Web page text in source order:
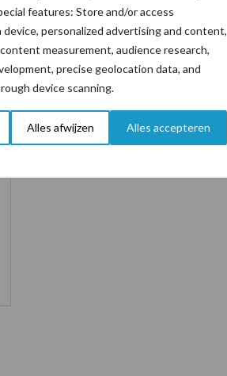
features: Store and/or access
device, personalized advertising and content,
measurement, audience research,
precise geolocation data, and
device scanning.
Alles afwijzen Alles accepteren